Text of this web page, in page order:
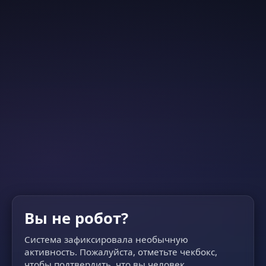
Вы не робот?
Система зафиксировала необычную
активность. Пожалуйста, отметьте чекбокс,